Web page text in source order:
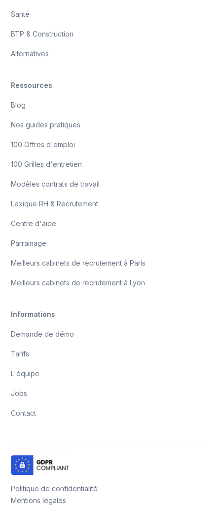
Santé
BTP & Construction
Alternatives
Ressources
Blog
Nos guides pratiques
100 Offres d'emploi
100 Grilles d'entretien
Modèles contrats de travail
Lexique RH & Recrutement
Centre d'aide
Parrainage
Meilleurs cabinets de recrutement à Paris
Meilleurs cabinets de recrutement à Lyon
Informations
Demande de démo
Tarifs
L'équipe
Jobs
Contact
Politique de confidentialité
Mentions légales